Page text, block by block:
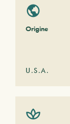
Origine
U.S.A.